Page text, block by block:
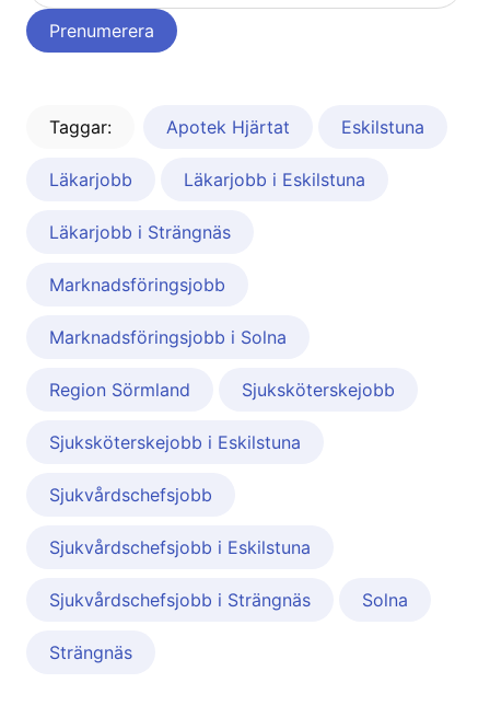
Taggar: Apotek Hjärtat Eskilstuna
Läkarjobb Läkarjobb i Eskilstuna
Läkarjobb i Strängnäs
Marknadsföringsjobb
Marknadsföringsjobb i Solna
Region Sörmland Sjuksköterskejobb
Sjuksköterskejobb i Eskilstuna
Sjukvårdschefsjobb
Sjukvårdschefsjobb i Eskilstuna
Sjukvårdschefsjobb i Strängnäs Solna
Strängnäs